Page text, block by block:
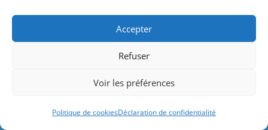
Accepter
Refuser
Voir les préférences
Politique de cookiesDéclaration de confidentialité
Amazon et d'autres marques.
Maillot de Bain Une Pièce Anti-UV pour Femme